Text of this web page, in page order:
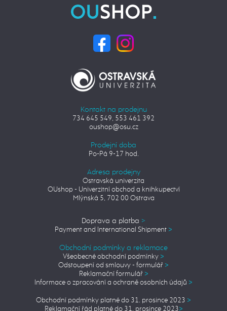
Kontakt na prodejnu
734 645 549, 553 461 392
oushop@osu.cz
Prodejní doba
Po-Pá 9-17 hod.
Adresa prodejny
Ostravská univerzita
OUshop - Univerzitní obchod a knihkupectví
Mlýnská 5, 702 00 Ostrava
Doprava a platba >
Payment and International Shipment >
Obchodní podmínky a reklamace
Všeobecné obchodní podmínky >
Odstoupení od smlouvy - formulář >
Reklamační formulář >
Informace o zpracování a ochraně osobních údajů >
Obchodní podmínky platné do 31. prosince 2023 >
Reklamační řád platné do 31. prosince 2023>